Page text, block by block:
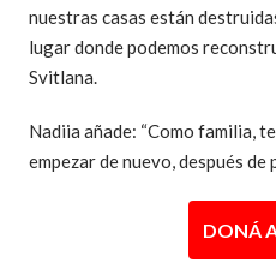
nuestras casas están
lugar donde podemos
Svitlana.
Nadiia añade: “Como familia,
empezar de nuevo, después de
DONÁ